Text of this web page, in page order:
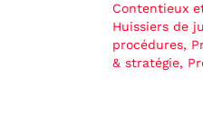
Contentieux
Huissiers de
procédures,
& stratégie,